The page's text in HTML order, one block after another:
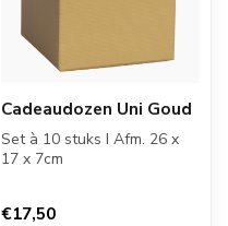
Cadeaudozen Uni Goud
Set à 10 stuks I Afm. 26 x
17 x 7cm
€17,50